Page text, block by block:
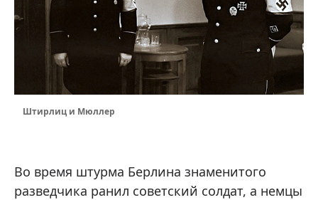
Штирлиц и Мюллер
Во время штурма Берлина знаменитого
разведчика ранил советский солдат, а немцы